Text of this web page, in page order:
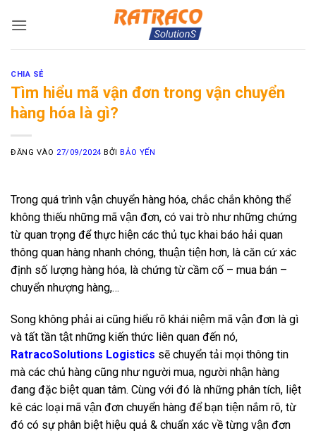
qua
CHIA SẺ
Tìm hiểu mã vận đơn trong vận chuyển
hàng hóa là gì?
ĐĂNG VÀO 27/09/2024 BỞIBẢO YẾN
Trong quá trình vận chuyển hàng hóa, chắc chắn không thể
không thiếu những mã vận đơn, có vai trò như những chứng
từ quan trọng để thực hiện các thủ tục khai báo hải quan
thông quan hàng nhanh chóng, thuận tiện hơn, là căn cứ xác
định số lượng hàng hóa, là chứng từ cầm cố – mua bán –
chuyển nhượng hàng,…
Song không phải ai cũng hiểu rõ khái niệm mã vận đơn là gì
và tất tần tật những kiến thức liên quan đến nó,
RatracoSolutions Logistics sẽ chuyển tải mọi thông tin
mà các chủ hàng cũng như người mua, người nhận hàng
đang đặc biệt quan tâm. Cùng với đó là những phân tích, liệt
kê các loại mã vận đơn chuyển hàng để bạn tiện nắm rõ, từ
đó có sự phân biệt hiệu quả & chuẩn xác về từng vận đơn